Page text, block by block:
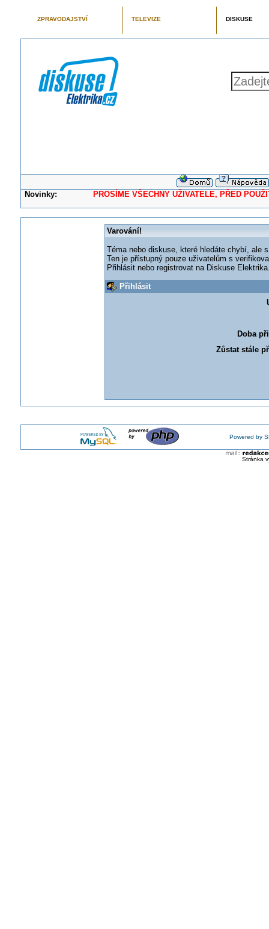
ZPRAVODAJSTVÍ TELEVIZE DISKUSE
Novinky: PROSÍME VŠECHNY UŽIVATELE, PŘED
Varování!
Téma nebo diskuse, které hledáte chybí, ale
Ten je přístupný pouze uživatelům s
Přihlásit nebo registrovat na Diskuse
Přihlásit
Doba
Zůstat stále
Powered by
Stránka